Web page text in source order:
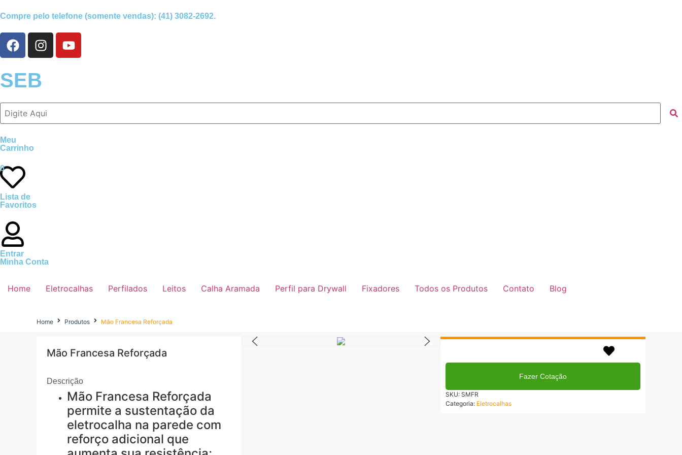
Compre pelo telefone (somente vendas): (41) 3082-2692.
SEB
Meu
Carrinho
0
Lista de
Favoritos
Entrar
Minha Conta
Home Eletrocalhas Perfilados Leitos Calha Aramada Perfil para Drywall Fixadores Todos os Produtos Contato Blog
Home Produtos Mão Francesa Reforçada
Mão Francesa Reforçada
Descrição
Mão Francesa Reforçada
permite a sustentação da
eletrocalha na parede com
reforço adicional que
Fazer Cotação
SKU: SMFR
Categoria: Eletrocalhas